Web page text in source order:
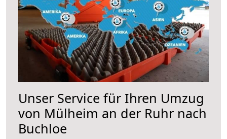
Unser Service für Ihren Umzug
von Mülheim an der Ruhr nach
Buchloe